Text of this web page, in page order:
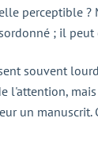
perceptible
; il
souvent
un